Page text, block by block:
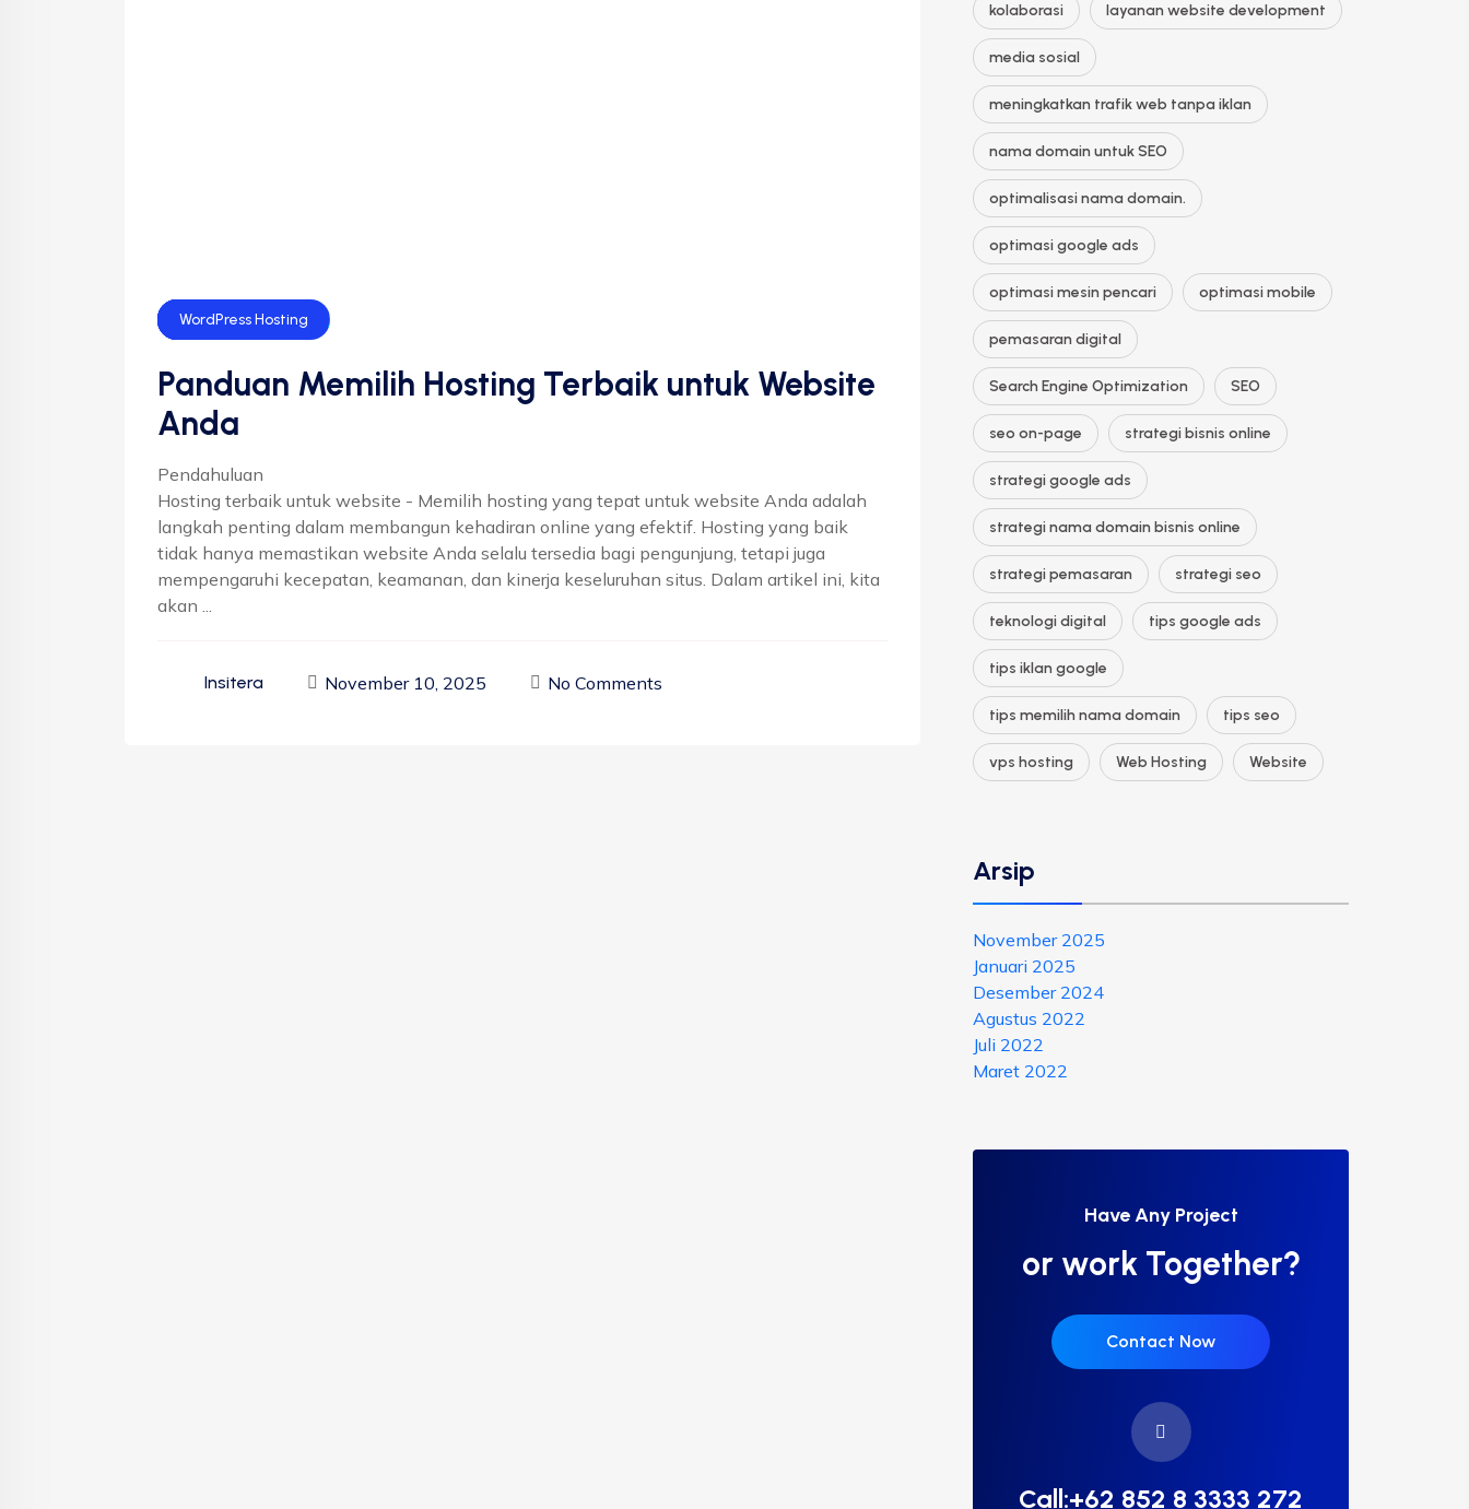
Bisnis
Cloud Hosting
Shared Hosting
Website
WordPress Hosting
Panduan Memilih Hosting Terbaik untuk Website
Anda
Pendahuluan
Hosting terbaik untuk website - Memilih hosting yang tepat untuk website Anda adalah
langkah penting dalam membangun kehadiran online yang efektif. Hosting yang baik
tidak hanya memastikan website Anda selalu tersedia bagi pengunjung, tetapi juga
mempengaruhi kecepatan, keamanan, dan kinerja keseluruhan situs. Dalam artikel ini, kita
akan ...
Insitera November 10, 2025 No Comments
kolaborasi layanan website development
media sosial
meningkatkan trafik web tanpa iklan
nama domain untuk SEO
optimalisasi nama domain.
optimasi google ads
optimasi mesin pencari optimasi mobile
pemasaran digital
Search Engine Optimization SEO
seo on-page strategi bisnis online
strategi google ads
strategi nama domain bisnis online
strategi pemasaran strategi seo
teknologi digital tips google ads
tips iklan google
tips memilih nama domain tips seo
vps hosting Web Hosting Website
Arsip
November 2025
Januari 2025
Desember 2024
Agustus 2022
Juli 2022
Maret 2022
Have Any Project
or work Together?
Contact Now
Call:+62 852 8 3333 272